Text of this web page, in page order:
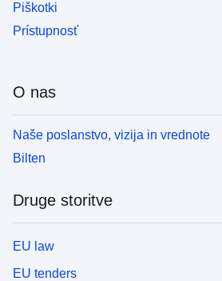
Piškotki
Prístupnosť
O nas
Naše poslanstvo, vizija in vrednote
Bilten
Druge storitve
EU law
EU tenders